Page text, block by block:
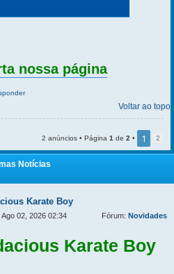
nossa página
Voltar ao topo
2 anúncios • Página 1 de 2 • 1 2
Notícias
Karate Boy
Ago 02, 2026 02:34 Fórum: Novidades
Karate Boy